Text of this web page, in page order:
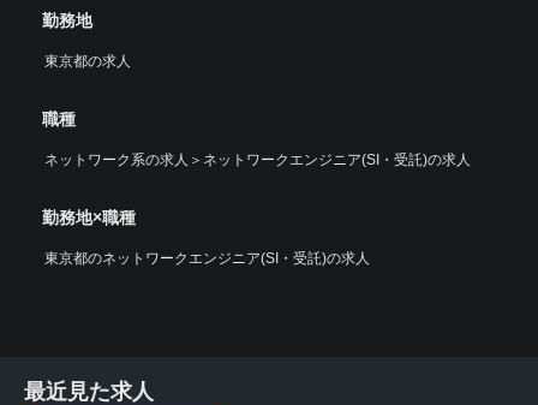
勤務地
東京都の求人
職種
ネットワーク系の求人 ＞ ネットワークエンジニア(SI・受託)の求人
勤務地×職種
東京都のネットワークエンジニア(SI・受託)の求人
最近見た求人